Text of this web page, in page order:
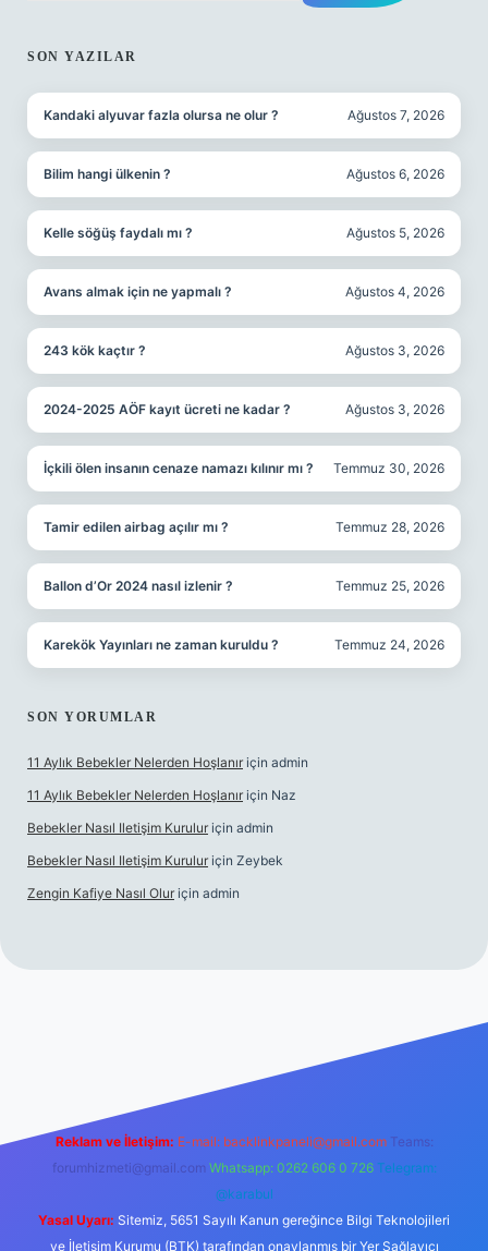
SON YAZILAR
Kandaki alyuvar fazla olursa ne olur ? Ağustos 7, 2026
Bilim hangi ülkenin ? Ağustos 6, 2026
Kelle söğüş faydalı mı ? Ağustos 5, 2026
Avans almak için ne yapmalı ? Ağustos 4, 2026
243 kök kaçtır ? Ağustos 3, 2026
2024-2025 AÖF kayıt ücreti ne kadar ? Ağustos 3, 2026
İçkili ölen insanın cenaze namazı kılınır mı ? Temmuz 30, 2026
Tamir edilen airbag açılır mı ? Temmuz 28, 2026
Ballon d’Or 2024 nasıl izlenir ? Temmuz 25, 2026
Karekök Yayınları ne zaman kuruldu ? Temmuz 24, 2026
SON YORUMLAR
11 Aylık Bebekler Nelerden Hoşlanır için admin
11 Aylık Bebekler Nelerden Hoşlanır için Naz
Bebekler Nasıl Iletişim Kurulur için admin
Bebekler Nasıl Iletişim Kurulur için Zeybek
Zengin Kafiye Nasıl Olur için admin
Reklam ve İletişim: E-mail: backlinkpaneli@gmail.com Teams:
forumhizmeti@gmail.com Whatsapp: 0262 606 0 726 Telegram:
@karabul
Yasal Uyarı: Sitemiz, 5651 Sayılı Kanun gereğince Bilgi Teknolojileri
ve İletişim Kurumu (BTK) tarafından onaylanmış bir Yer Sağlayıcı